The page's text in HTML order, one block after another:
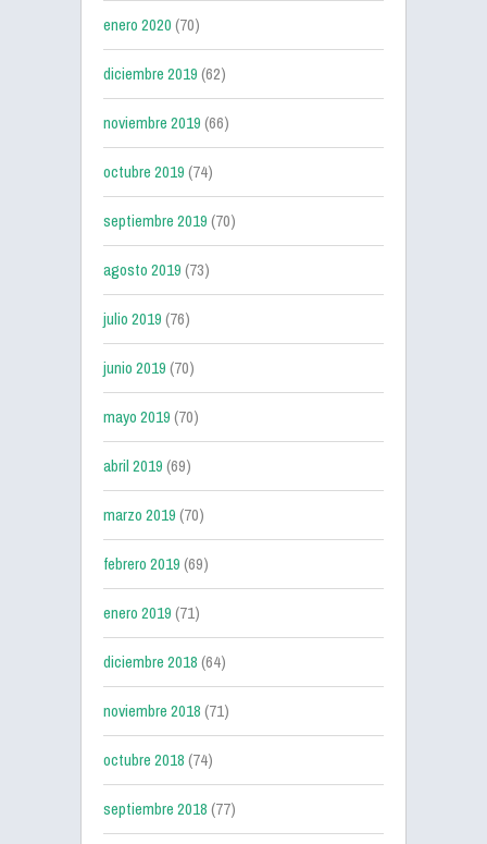
enero 2020(70)
diciembre 2019(62)
noviembre 2019(66)
octubre 2019(74)
septiembre 2019(70)
agosto 2019(73)
julio 2019(76)
junio 2019(70)
mayo 2019(70)
abril 2019(69)
marzo 2019(70)
febrero 2019(69)
enero 2019(71)
diciembre 2018(64)
noviembre 2018(71)
octubre 2018(74)
septiembre 2018(77)